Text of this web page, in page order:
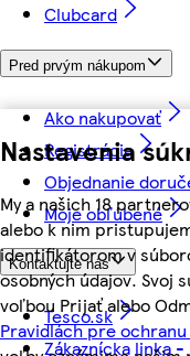
Nastavenia
My a našich 18
alebo k nim
identifikátorom v
osobných údajov. Svoj
voľbou Prijať alebo
Pravidlách pre
Clubcard
Pred prvým nákupom
Ako nakupovať
Registrácia
Objednanie
Moje obľúbené
Kontaktujte nás
Tesco.sk
Zákaznícka linka